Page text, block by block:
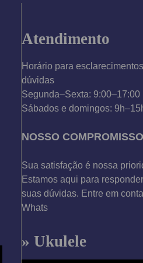
Atendimento
Horário para
dúvidas
Segunda–Sexta: 9:00–17:00
Sábados e domingos:
NOSSO COMPROMISSO
Sua satisfação é nossa
Estamos aqui para
suas dúvidas. Entre em
Whats
» Ukulele